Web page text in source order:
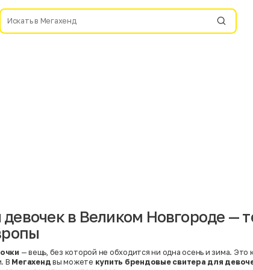
в Великом Новгороде —
— вещь, без которой не обходится ни одна осень и зима.
В Мегахенд вы можете купить брендовые свитера для